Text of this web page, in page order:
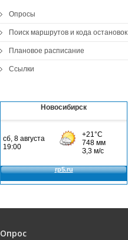
Опросы
Поиск маршрутов и кода остановок
Плановое расписание
Ссылки
Новосибирск
Опрос